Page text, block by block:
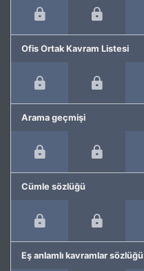
Ofis Ortak Kavram Listesi
Arama geçmişi
Cümle sözlüğü
Eş anlamlı kavramlar sözlüğü